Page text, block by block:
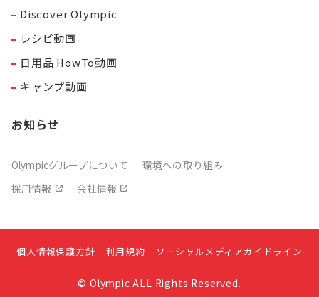
Discover Olympic
レシピ動画
日用品 HowTo動画
キャンプ動画
お知らせ
Olympicグループについて
環境への取り組み
採用情報
会社情報
個人情報保護方針 利用規約 ソーシャルメディアガイドライン
© Olympic ALL Rights Reserved.